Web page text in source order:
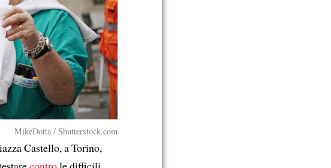
MikeDotta / Shutterstock.com
Castello, a Torino,